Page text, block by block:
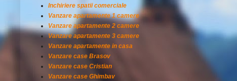
Inchiriere spatii comerciale
Vanzare apartamente 1 camere
Vanzare apartamente 2 camere
Vanzare apartamente 3 camere
Vanzare apartamente in casa
Vanzare case Brasov
Vanzare case Cristian
Vanzare case Ghimbav